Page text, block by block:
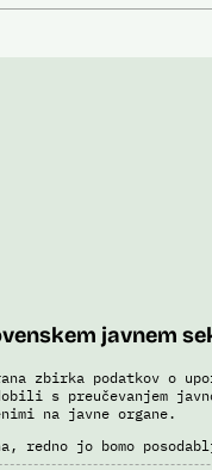
javnem
zbirka podatkov o
s preučevanjem
na javne organe.
redno jo bomo